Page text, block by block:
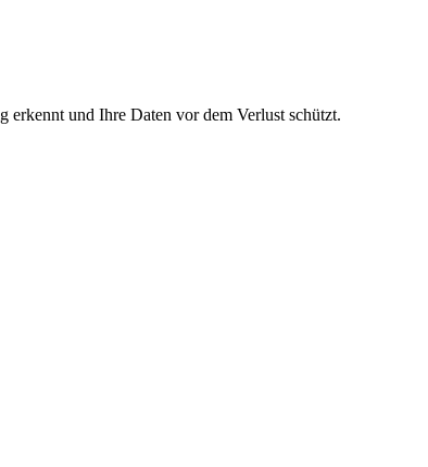
und Ihre Daten vor dem Verlust schützt.